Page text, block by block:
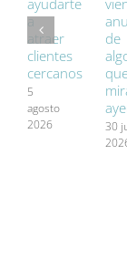
ayudarte
a
atraer
clientes
cercanos
5
agosto
2026
de
30